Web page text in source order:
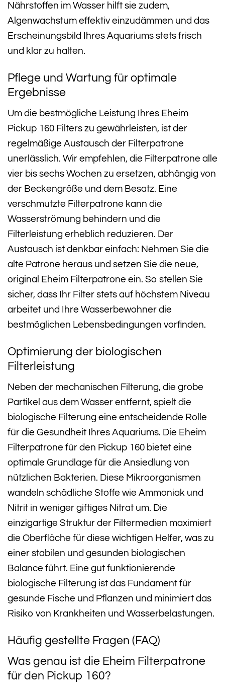
Nährstoffen im Wasser hilft sie zudem,
Algenwachstum effektiv einzudämmen und das
Erscheinungsbild Ihres Aquariums stets frisch
und klar zu halten.
Pflege und Wartung für optimale
Ergebnisse
Um die bestmögliche Leistung Ihres Eheim
Pickup 160 Filters zu gewährleisten, ist der
regelmäßige Austausch der Filterpatrone
unerlässlich. Wir empfehlen, die Filterpatrone alle
vier bis sechs Wochen zu ersetzen, abhängig von
der Beckengröße und dem Besatz. Eine
verschmutzte Filterpatrone kann die
Wasserströmung behindern und die
Filterleistung erheblich reduzieren. Der
Austausch ist denkbar einfach: Nehmen Sie die
alte Patrone heraus und setzen Sie die neue,
original Eheim Filterpatrone ein. So stellen Sie
sicher, dass Ihr Filter stets auf höchstem Niveau
arbeitet und Ihre Wasserbewohner die
bestmöglichen Lebensbedingungen vorfinden.
Optimierung der biologischen
Filterleistung
Neben der mechanischen Filterung, die grobe
Partikel aus dem Wasser entfernt, spielt die
biologische Filterung eine entscheidende Rolle
für die Gesundheit Ihres Aquariums. Die Eheim
Filterpatrone für den Pickup 160 bietet eine
optimale Grundlage für die Ansiedlung von
nützlichen Bakterien. Diese Mikroorganismen
wandeln schädliche Stoffe wie Ammoniak und
Nitrit in weniger giftiges Nitrat um. Die
einzigartige Struktur der Filtermedien maximiert
die Oberfläche für diese wichtigen Helfer, was zu
einer stabilen und gesunden biologischen
Balance führt. Eine gut funktionierende
biologische Filterung ist das Fundament für
gesunde Fische und Pflanzen und minimiert das
Risiko von Krankheiten und Wasserbelastungen.
Häufig gestellte Fragen (FAQ)
Was genau ist die Eheim Filterpatrone
für den Pickup 160?